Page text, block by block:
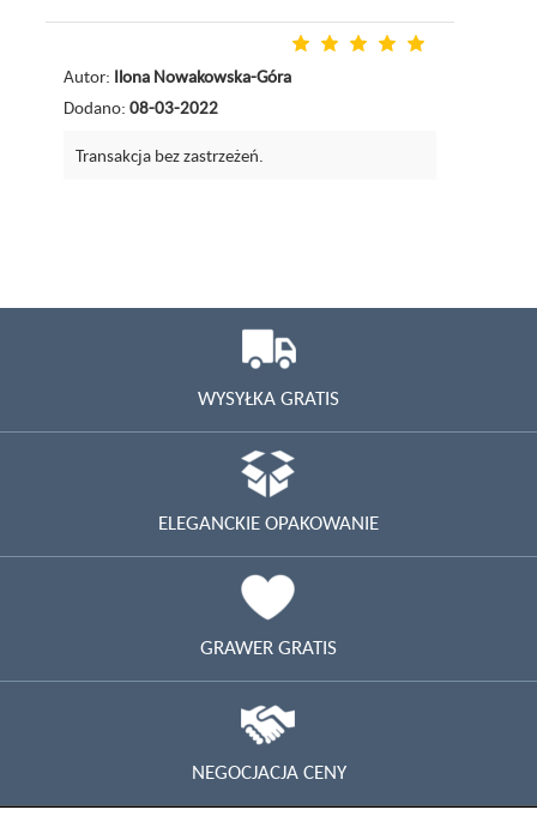
Autor: Ilona Nowakowska-Góra
Dodano:08-03-2022
Transakcja bez zastrzeżeń.
WYSYŁKA GRATIS
ELEGANCKIE OPAKOWANIE
GRAWER GRATIS
NEGOCJACJA CENY